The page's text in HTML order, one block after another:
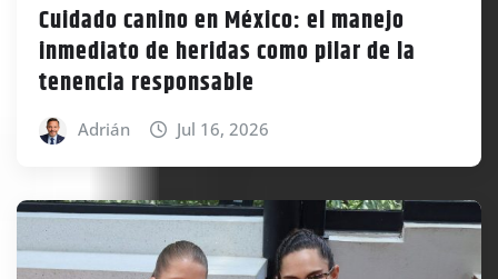
Cuidado canino en México: el manejo
inmediato de heridas como pilar de la
tenencia responsable
Adrián Jul 16, 2026